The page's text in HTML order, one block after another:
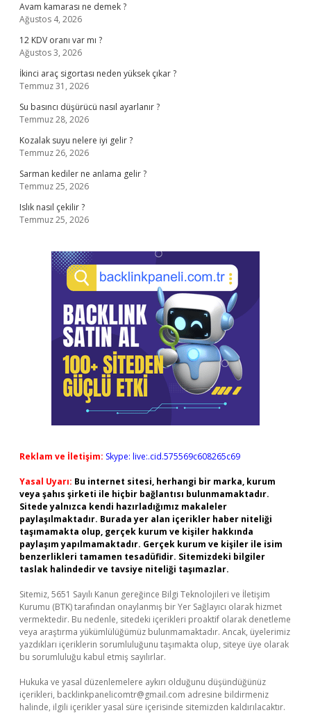
Avam kamarası ne demek ?
Ağustos 4, 2026
12 KDV oranı var mı ?
Ağustos 3, 2026
İkinci araç sigortası neden yüksek çıkar ?
Temmuz 31, 2026
Su basıncı düşürücü nasıl ayarlanır ?
Temmuz 28, 2026
Kozalak suyu nelere iyi gelir ?
Temmuz 26, 2026
Sarman kediler ne anlama gelir ?
Temmuz 25, 2026
Islık nasıl çekilir ?
Temmuz 25, 2026
Reklam ve İletişim: Skype: live:.cid.575569c608265c69
Yasal Uyarı: Bu internet sitesi, herhangi bir marka, kurum
veya şahıs şirketi ile hiçbir bağlantısı bulunmamaktadır.
Sitede yalnızca kendi hazırladığımız makaleler
paylaşılmaktadır. Burada yer alan içerikler haber niteliği
taşımamakta olup, gerçek kurum ve kişiler hakkında
paylaşım yapılmamaktadır. Gerçek kurum ve kişiler ile isim
benzerlikleri tamamen tesadüfidir. Sitemizdeki bilgiler
taslak halindedir ve tavsiye niteliği taşımazlar.
Sitemiz, 5651 Sayılı Kanun gereğince Bilgi Teknolojileri ve İletişim
Kurumu (BTK) tarafından onaylanmış bir Yer Sağlayıcı olarak hizmet
vermektedir. Bu nedenle, sitedeki içerikleri proaktif olarak denetleme
veya araştırma yükümlülüğümüz bulunmamaktadır. Ancak, üyelerimiz
yazdıkları içeriklerin sorumluluğunu taşımakta olup, siteye üye olarak
bu sorumluluğu kabul etmiş sayılırlar.
Hukuka ve yasal düzenlemelere aykırı olduğunu düşündüğünüz
içerikleri, backlinkpanelicomtr@gmail.com adresine bildirmeniz
halinde, ilgili içerikler yasal süre içerisinde sitemizden kaldırılacaktır.